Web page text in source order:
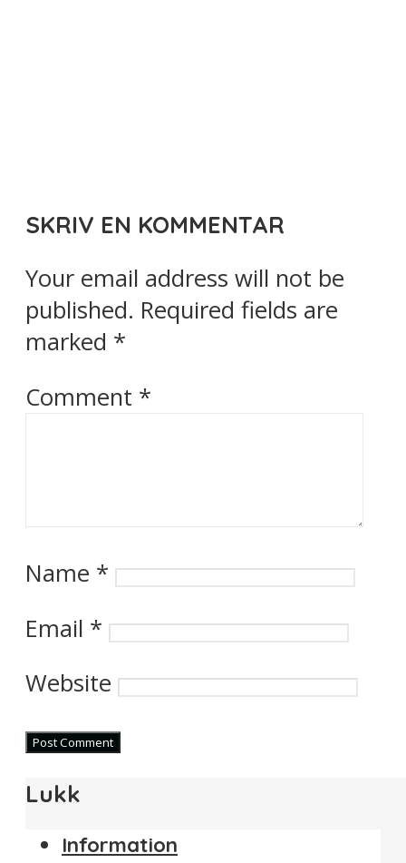
SKRIV EN KOMMENTAR
Your email address will not be
published. Required fields are
marked *
Comment *
Name *
Email *
Website
Lukk
Information